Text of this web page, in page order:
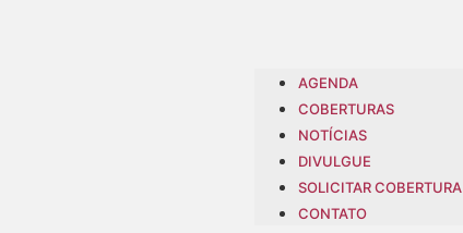
AGENDA
COBERTURAS
NOTÍCIAS
DIVULGUE
SOLICITAR COBERTURA
CONTATO